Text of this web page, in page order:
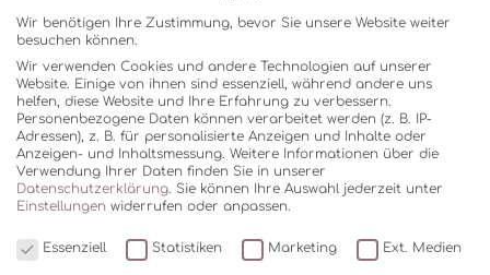
Wir benötigen Ihre Zustimmung, bevor Sie unsere Website weiter
besuchen können.
Wir verwenden Cookies und andere Technologien auf unserer
Website. Einige von ihnen sind essenziell, während andere uns
helfen, diese Website und Ihre Erfahrung zu verbessern.
Personenbezogene Daten können verarbeitet werden (z. B. IP-
Adressen), z. B. für personalisierte Anzeigen und Inhalte oder
Anzeigen- und Inhaltsmessung. Weitere Informationen über die
Verwendung Ihrer Daten finden Sie in unserer
Datenschutzerklärung Sie können Ihre Auswahl jederzeit unter
Einstellungen widerrufen oder anpassen.
Essenziell Statistiken Marketing Ext. Medien